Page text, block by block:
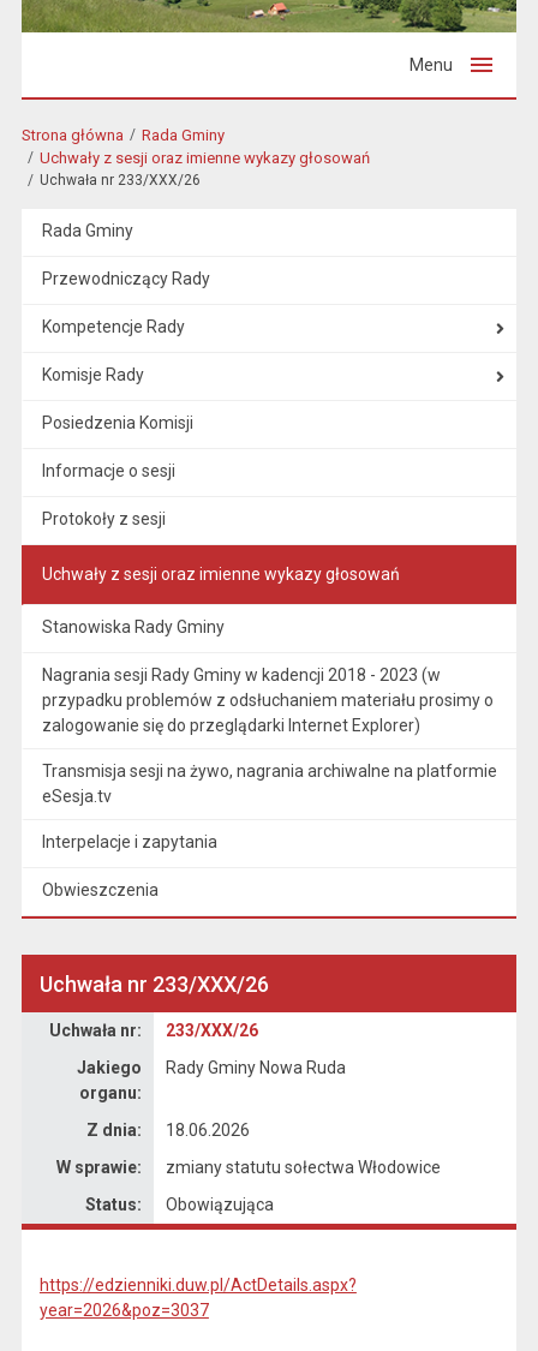
Menu
Strona główna
Rada Gminy
Uchwały z sesji oraz imienne wykazy głosowań
Uchwała nr 233/XXX/26
Rada Gminy
Przewodniczący Rady
Kompetencje Rady
Komisje Rady
Posiedzenia Komisji
Informacje o sesji
Protokoły z sesji
Uchwały z sesji oraz imienne wykazy głosowań
Stanowiska Rady Gminy
Nagrania sesji Rady Gminy w kadencji 2018 - 2023 (w
przypadku problemów z odsłuchaniem materiału prosimy o
zalogowanie się do przeglądarki Internet Explorer)
Transmisja sesji na żywo, nagrania archiwalne na platformie
eSesja.tv
Interpelacje i zapytania
Obwieszczenia
Uchwała nr 233/XXX/26
Uchwała nr:
233/XXX/26
Jakiego
organu:
Rady Gminy Nowa Ruda
Z dnia:
18.06.2026
W sprawie:
zmiany statutu sołectwa Włodowice
Status:
Obowiązująca
https://edzienniki.duw.pl/ActDetails.aspx?
year=2026&poz=3037